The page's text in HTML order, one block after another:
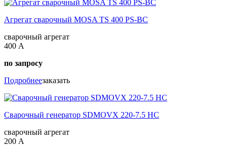
Агрегат сварочный MOSA TS 400 PS-BC
сварочный агрегат
400 А
по запросу
Подробнеезаказать
Сварочный генератор SDMOVX 220-7.5 HC
сварочный агрегат
200 А